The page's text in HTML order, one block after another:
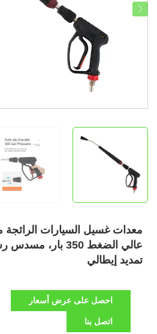
عالي الضغط 350
تمديد إيطالي
احصل على عرض أسعار
اتصل بنا